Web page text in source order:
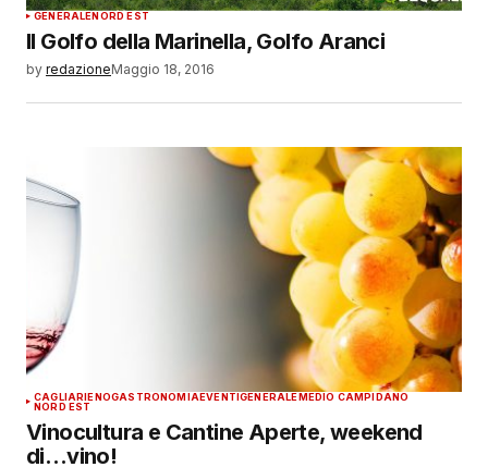
GENERALENORD EST
Il Golfo della Marinella, Golfo Aranci
by redazioneMaggio 18, 2016
CAGLIARIENOGASTRONOMIAEVENTIGENERALEMEDIO CAMPIDANO
NORD EST
Vinocultura e Cantine Aperte, weekend
di…vino!